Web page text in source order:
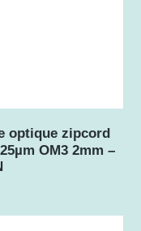
optique zipcord
OM3 2mm –